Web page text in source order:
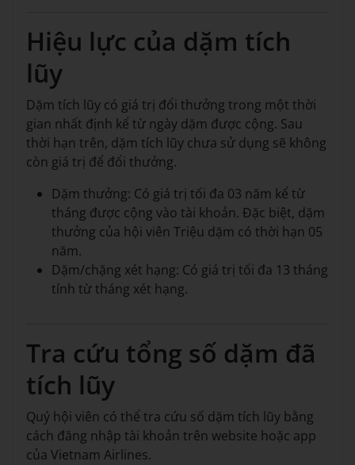
Hiệu lực của dặm tích
lũy
Dặm tích lũy có giá trị đổi thưởng trong một thời
gian nhất định kể từ ngày dặm được cộng. Sau
thời hạn trên, dặm tích lũy chưa sử dụng sẽ không
còn giá trị để đổi thưởng.
Dặm thưởng: Có giá trị tối đa 03 năm kể từ
tháng được cộng vào tài khoản. Đặc biệt, dặm
thưởng của hội viên Triệu dặm có thời hạn 05
năm.
Dặm/chặng xét hạng: Có giá trị tối đa 13 tháng
tính từ tháng xét hạng.
Tra cứu tổng số dặm đã
tích lũy
Quý hội viên có thể tra cứu số dặm tích lũy bằng
cách đăng nhập tài khoản trên website hoặc app
của Vietnam Airlines.